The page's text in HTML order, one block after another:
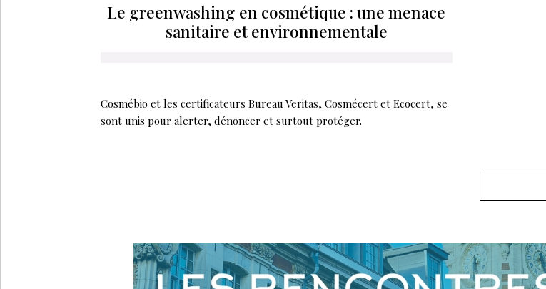
Le greenwashing en cosmétique : une menace
sanitaire et environnementale
Cosmébio et les certificateurs Bureau Veritas, Cosmécert et Ecocert, se
sont unis pour alerter, dénoncer et surtout protéger.